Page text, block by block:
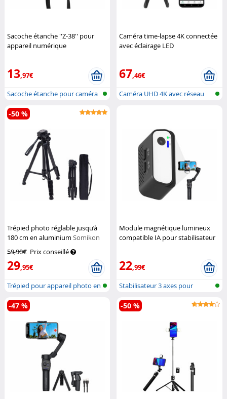
Sacoche étanche ''Z-38'' pour
appareil numérique
13,97€
Sacoche étanche pour caméra
Caméra time-lapse 4K connectée
avec éclairage LED
67,46€
Caméra UHD 4K avec réseau
Trépied photo réglable jusqu’à
180 cm en aluminium Somikon
59,90€ Prix conseillé
29,95€
-50 %
Trépied pour appareil photo en
alum...
Module magnétique lumineux
compatible IA pour stabilisateur
22,99€
Stabilisateur 3 axes pour
smartphon...
-47 % -50 %